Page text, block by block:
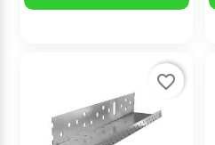
favorite_border